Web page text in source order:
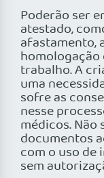
Poderão ser
atestado,
afastamento,
homologação
trabalho. A
uma
sofre as
nesse
médicos. Não
documentos
com o uso
sem